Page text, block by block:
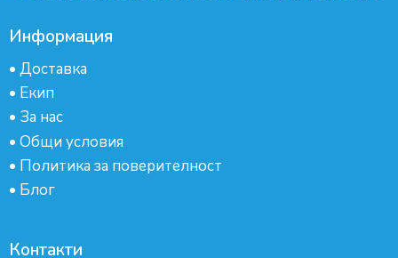
Информация
• Доставка
• Екип
• За нас
• Общи условия
• Политика за поверителност
• Блог
Контакти